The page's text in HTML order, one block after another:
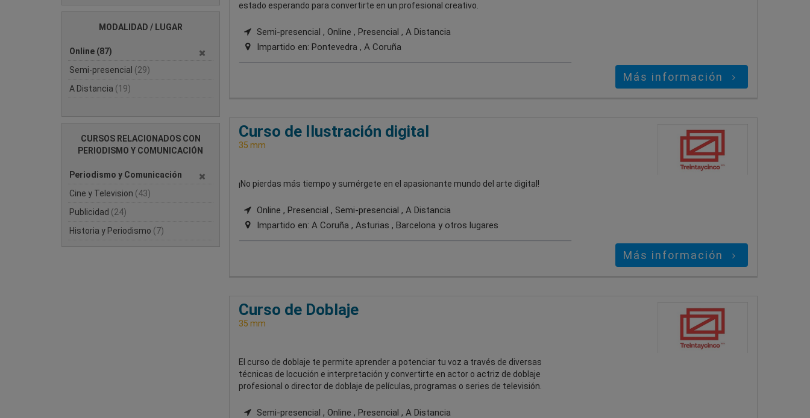
MODALIDAD / LUGAR
Online (87)
Semi-presencial (29)
A Distancia (19)
CURSOS RELACIONADOS CON
PERIODISMO Y COMUNICACIÓN
Periodismo y Comunicación
Cine y Television (43)
Publicidad (24)
Historia y Periodismo (7)
estado esperando para convertirte en un profesional creativo.
Semi-presencial , Online , Presencial , A Distancia
Impartido en: Pontevedra , A Coruña
Más información
Curso de Ilustración digital
35 mm
¡No pierdas más tiempo y sumérgete en el apasionante mundo del arte digital!
Online , Presencial , Semi-presencial , A Distancia
Impartido en: A Coruña , Asturias , Barcelona y otros lugares
Más información
Curso de Doblaje
35 mm
El curso de doblaje te permite aprender a potenciar tu voz a través de diversas
técnicas de locución e interpretación y convertirte en actor o actriz de doblaje
profesional o director de doblaje de películas, programas o series de televisión.
Semi-presencial , Online , Presencial , A Distancia